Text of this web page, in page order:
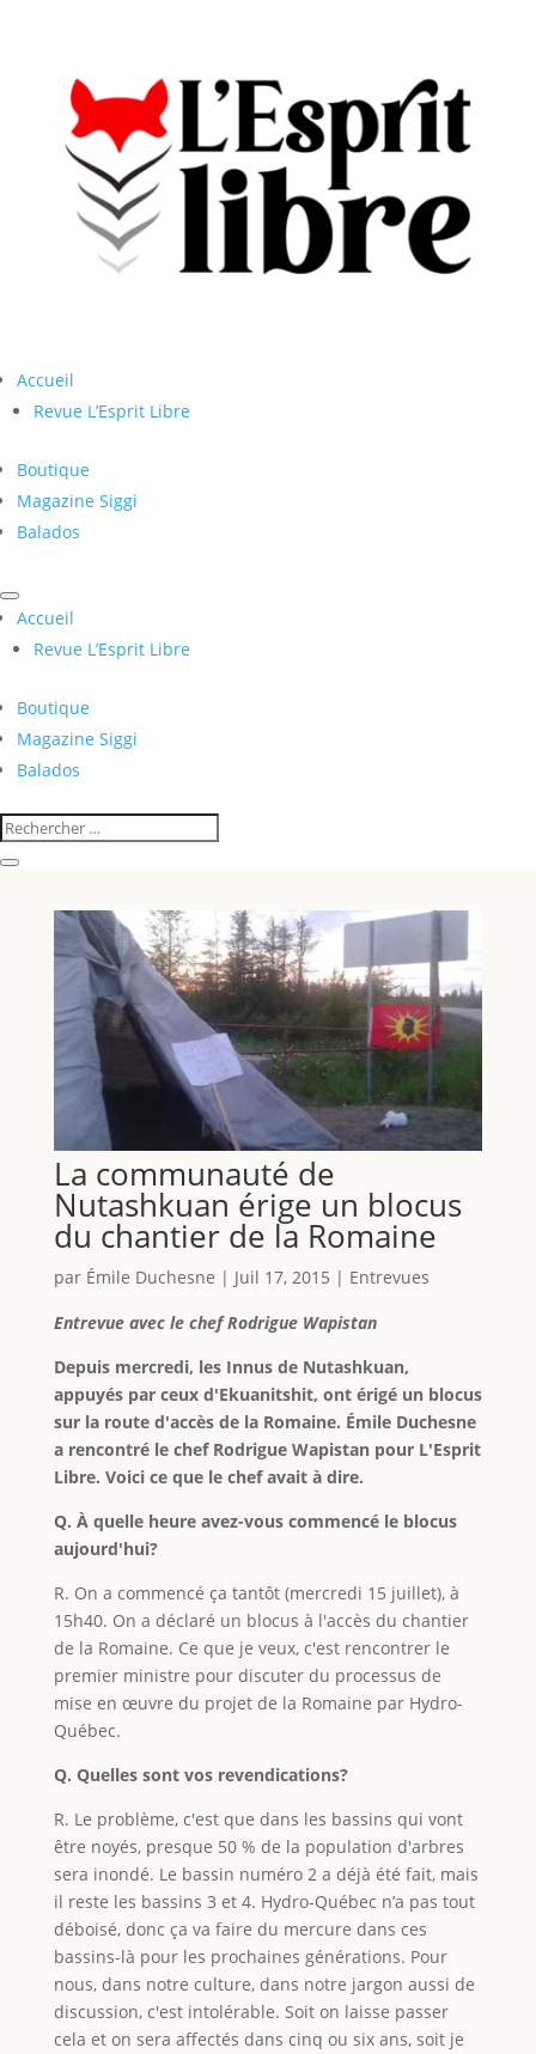
Accueil
Revue L’Esprit Libre
Boutique
Magazine Siggi
Balados
Accueil
Revue L’Esprit Libre
Boutique
Magazine Siggi
Balados
La communauté de
Nutashkuan érige un blocus
du chantier de la Romaine
par Émile Duchesne | Juil 17, 2015 | Entrevues
Entrevue avec le chef Rodrigue Wapistan
Depuis mercredi, les Innus de Nutashkuan,
appuyés par ceux d'Ekuanitshit, ont érigé un blocus
sur la route d'accès de la Romaine. Émile Duchesne
a rencontré le chef Rodrigue Wapistan pour L'Esprit
Libre. Voici ce que le chef avait à dire.
Q. À quelle heure avez-vous commencé le blocus
aujourd'hui?
R. On a commencé ça tantôt (mercredi 15 juillet), à
15h40. On a déclaré un blocus à l'accès du chantier
de la Romaine. Ce que je veux, c'est rencontrer le
premier ministre pour discuter du processus de
mise en œuvre du projet de la Romaine par Hydro-
Québec.
Q. Quelles sont vos revendications?
R. Le problème, c'est que dans les bassins qui vont
être noyés, presque 50 % de la population d'arbres
sera inondé. Le bassin numéro 2 a déjà été fait, mais
il reste les bassins 3 et 4. Hydro-Québec n’a pas tout
déboisé, donc ça va faire du mercure dans ces
bassins-là pour les prochaines générations. Pour
nous, dans notre culture, dans notre jargon aussi de
discussion, c'est intolérable. Soit on laisse passer
cela et on sera affectés dans cinq ou six ans, soit je